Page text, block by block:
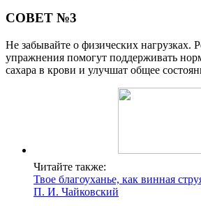
СОВЕТ №3
Не забывайте о физических нагрузках.
упражнения помогут поддерживать
сахара в крови и улучшат общее
Читайте также:
Твое благоуханье, как винная
П. И. Чайковский